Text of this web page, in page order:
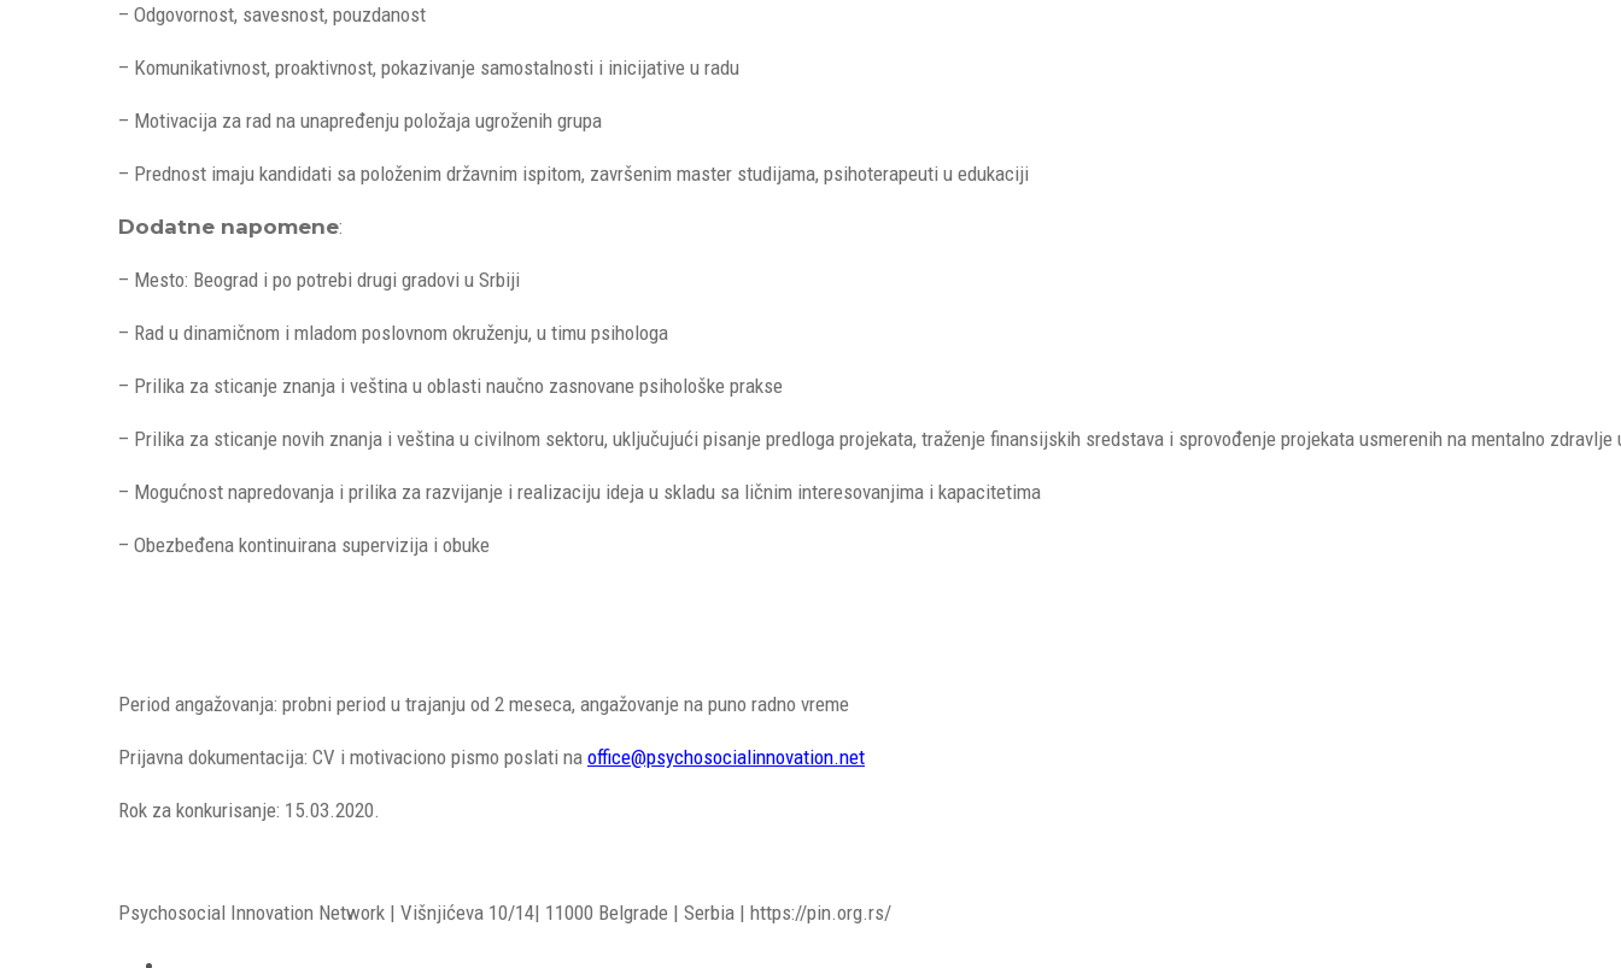
– Odgovornost, savesnost, pouzdanost
– Komunikativnost, proaktivnost, pokazivanje samostalnosti i inicijative u radu
– Motivacija za rad na unapređenju položaja ugroženih grupa
– Prednost imaju kandidati sa položenim državnim ispitom, završenim master studijama, psihoterapeuti u edukaciji
Dodatne napomene:
– Mesto: Beograd i po potrebi drugi gradovi u Srbiji
– Rad u dinamičnom i mladom poslovnom okruženju, u timu psihologa
– Prilika za sticanje znanja i veština u oblasti naučno zasnovane psihološke prakse
– Prilika za sticanje novih znanja i veština u civilnom sektoru, uključujući pisanje predloga projekata, traženje finansijskih sredstava i sprovođenje projekata usmerenih na mentalno zdravlje
– Mogućnost napredovanja i prilika za razvijanje i realizaciju ideja u skladu sa ličnim interesovanjima i kapacitetima
– Obezbeđena kontinuirana supervizija i obuke
Period angažovanja: probni period u trajanju od 2 meseca, angažovanje na puno radno vreme
Prijavna dokumentacija: CV i motivaciono pismo poslati na office@psychosocialinnovation.net
Rok za konkurisanje: 15.03.2020.
Psychosocial Innovation Network | Višnjićeva 10/14| 11000 Belgrade | Serbia | https://pin.org.rs/